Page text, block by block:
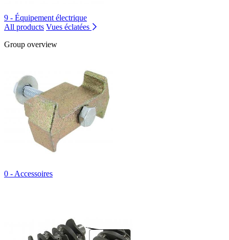
9 - Équipement électrique
All products Vues éclatées
Group overview
0 - Accessoires